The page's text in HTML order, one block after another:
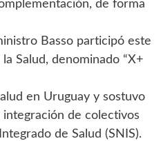
de forma
Basso participó este
Salud, denominado “X+
en Uruguay y sostuvo
de colectivos
de Salud (SNIS).